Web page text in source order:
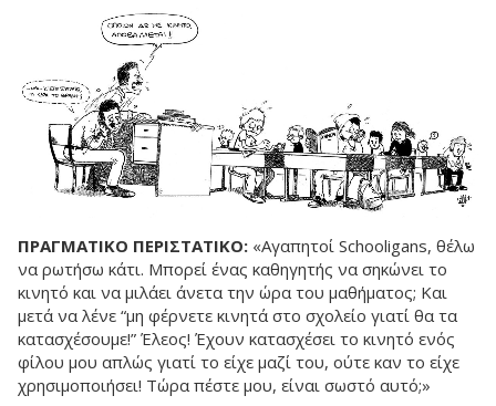
ΠΡΑΓΜΑΤΙΚΟ ΠΕΡΙΣΤΑΤΙΚΟ: «Αγαπητοί Schooligans, θέλω
να ρωτήσω κάτι. Μπορεί ένας καθηγητής να σηκώνει το
κινητό και να μιλάει άνετα την ώρα του μαθήματος; Και
μετά να λένε “μη φέρνετε κινητά στο σχολείο γιατί θα τα
κατασχέσουμε!” Έλεος! Έχουν κατασχέσει το κινητό ενός
φίλου μου απλώς γιατί το είχε μαζί του, ούτε καν το είχε
χρησιμοποιήσει! Tώρα πέστε μου, είναι σωστό αυτό;»